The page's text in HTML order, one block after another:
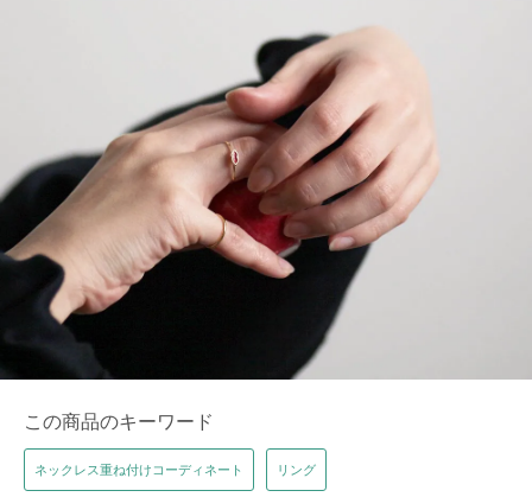
この商品のキーワード
ネックレス重ね付けコーディネート リング